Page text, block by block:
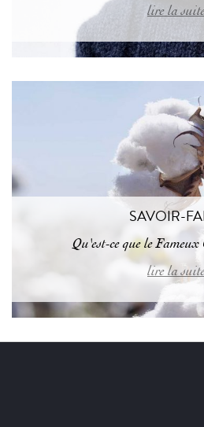
lire la
SAVOIR-
Qu'est-ce que le
lire la